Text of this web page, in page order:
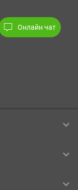
Онлайн чат